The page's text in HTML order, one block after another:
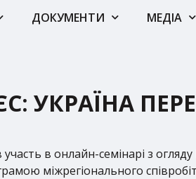
ДОКУМЕНТИ МЕДІА
УКРАЇНА
в онлайн-семінарі з
міжрегіонального